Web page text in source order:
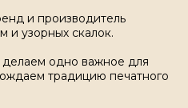
и производитель
и узорных скалок.
одно важное для
традицию печатного